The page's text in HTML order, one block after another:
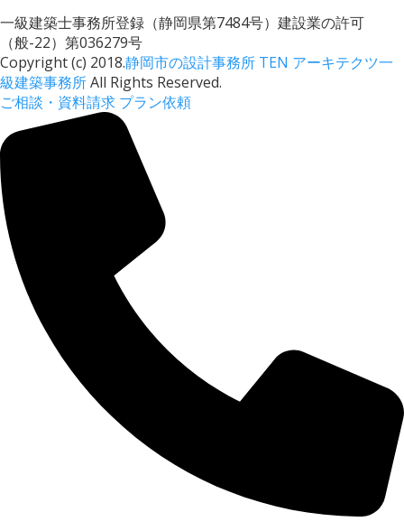
一級建築士事務所登録（静岡県第7484号）建設業の許可
（般-22）第036279号
Copyright (c) 2018.静岡市の設計事務所 TEN アーキテクツ一
級建築事務所All Rights Reserved.
ご相談・資料請求 プラン依頼